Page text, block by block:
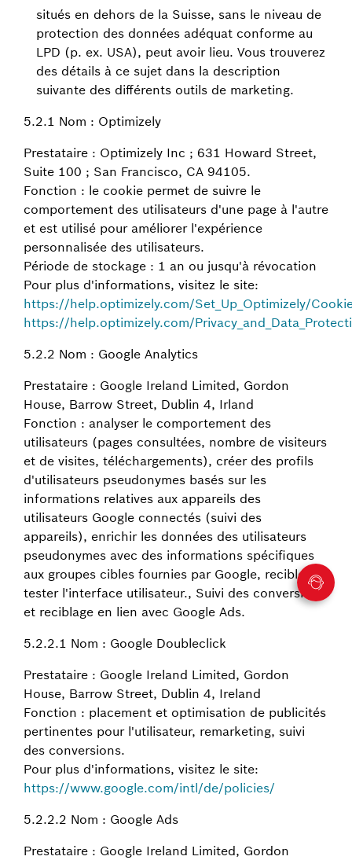
situés en dehors de la Suisse, sans le niveau de
protection des données adéquat conforme au
LPD (p. ex. USA), peut avoir lieu. Vous trouverez
des détails à ce sujet dans la description
suivante des différents outils de marketing.
5.2.1 Nom : Optimizely
Prestataire : Optimizely Inc ; 631 Howard Street,
Suite 100 ; San Francisco, CA 94105.
Fonction : le cookie permet de suivre le
comportement des utilisateurs d'une page à l'autre
et est utilisé pour améliorer l'expérience
personnalisée des utilisateurs.
Période de stockage : 1 an ou jusqu'à révocation
Pour plus d'informations, visitez le site:
https://help.optimizely.com/Set_Up_Optimizely/
https://help.optimizely.com/
5.2.2 Nom : Google Analytics
Prestataire : Google Ireland Limited, Gordon
House, Barrow Street, Dublin 4, Irland
Fonction : analyser le comportement des
utilisateurs (pages consultées, nombre de visiteurs
et de visites, téléchargements), créer des profils
d'utilisateurs pseudonymes basés sur les
informations relatives aux appareils des
utilisateurs Google connectés (suivi des
appareils), enrichir les données des utilisateurs
pseudonymes avec des informations spécifiques
aux groupes cibles fournies par Google, recibler,
tester l'interface utilisateur., Suivi des conversions
et reciblage en lien avec Google Ads.
5.2.2.1 Nom : Google Doubleclick
Prestataire : Google Ireland Limited, Gordon
House, Barrow Street, Dublin 4, Ireland
Fonction : placement et optimisation de publicités
pertinentes pour l'utilisateur, remarketing, suivi
des conversions.
Pour plus d'informations, visitez le site:
https://www.google.com/intl/de/policies/
5.2.2.2 Nom : Google Ads
Prestataire : Google Ireland Limited, Gordon